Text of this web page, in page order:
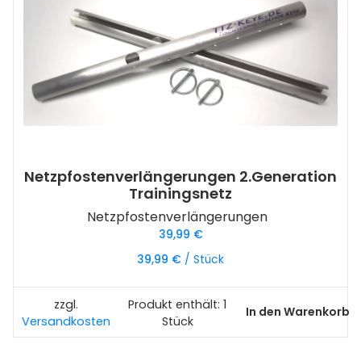
Netzpfostenverlängerungen 2.Generation
Trainingsnetz
Netzpfostenverlängerungen
39,99 €
39,99 € / Stück
zzgl.
Versandkosten
Produkt enthält: 1
Stück
In den Warenkorb